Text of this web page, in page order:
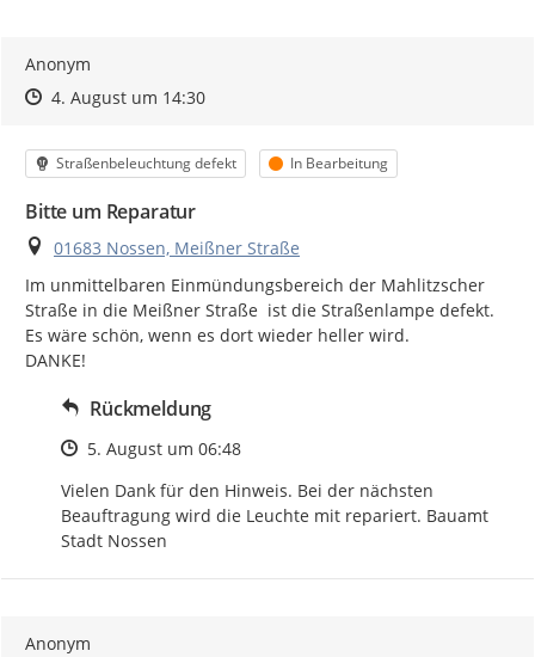
Anonym
Zeitpunkt des Erstellens
Zeitpunkt des Erstellens
4. August um 14:30Zur Äußerung
Kategorie
Straßenbeleuchtung defekt Status
In Bearbeitung
Bitte um Reparatur
Ort
01683 Nossen, Meißner Straße
Im unmittelbaren Einmündungsbereich der Mahlitzscher
Straße in die Meißner Straße  ist die Straßenlampe defekt.
Es wäre schön, wenn es dort wieder heller wird.
DANKE!
Rückmeldung
Zeitpunkt des Erstellens
5. August um 06:48
Vielen Dank für den Hinweis. Bei der nächsten
Beauftragung wird die Leuchte mit repariert. Bauamt
Stadt Nossen
Anonym